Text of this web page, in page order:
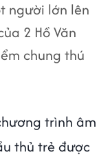
người lớn lên
2 Hồ Văn
chung thú
trình âm
thủ trẻ được